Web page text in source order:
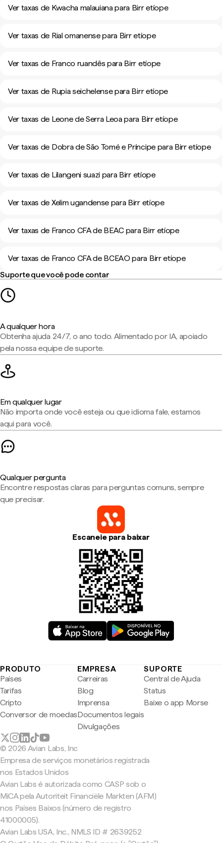
Ver taxas de Kwacha malauiana para Birr etíope
Ver taxas de Rial omanense para Birr etíope
Ver taxas de Franco ruandês para Birr etíope
Ver taxas de Rupia seichelense para Birr etíope
Ver taxas de Leone de Serra Leoa para Birr etíope
Ver taxas de Dobra de São Tomé e Príncipe para Birr etíope
Ver taxas de Lilangeni suazi para Birr etíope
Ver taxas de Xelim ugandense para Birr etíope
Ver taxas de Franco CFA de BEAC para Birr etíope
Ver taxas de Franco CFA de BCEAO para Birr etíope
Suporte que você pode contar
A qualquer hora
Obtenha ajuda 24/7, o ano todo. Alimentado por IA, apoiado
pela nossa equipe de suporte.
Em qualquer lugar
Não importa onde você esteja ou que idioma fale, estamos
aqui para você.
Qualquer pergunta
Encontre respostas claras para perguntas comuns, sempre
que precisar.
Escaneie para baixar
PRODUTO
Países
Tarifas
Cripto
Conversor de moedas
EMPRESA
Carreiras
Blog
Imprensa
Documentos legais
Divulgações
SUPORTE
Central de Ajuda
Status
Baixe o app Morse
© 2026 Avian Labs, Inc
Empresa de serviços monetários registrada
nos Estados Unidos
Avian Labs é autorizada como CASP sob o
MiCA pela Autoriteit Financiële Markten (AFM)
nos Países Baixos (número de registro
41000005).
Avian Labs USA, Inc., NMLS ID # 2639252